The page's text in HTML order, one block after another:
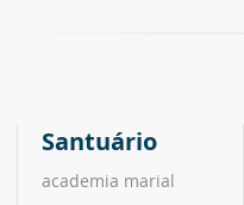
Santuário
academia marial